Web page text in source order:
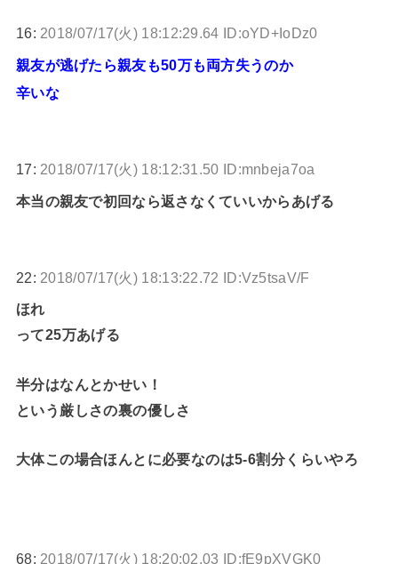
16: 2018/07/17(火) 18:12:29.64 ID:oYD+IoDz0
親友が逃げたら親友も50万も両方失うのか
辛いな
17: 2018/07/17(火) 18:12:31.50 ID:mnbeja7oa
本当の親友で初回なら返さなくていいからあげる
22: 2018/07/17(火) 18:13:22.72 ID:Vz5tsaV/F
ほれ
って25万あげる
半分はなんとかせい！
という厳しさの裏の優しさ
大体この場合ほんとに必要なのは5-6割分くらいやろ
68: 2018/07/17(火) 18:20:02.03 ID:fE9pXVGK0